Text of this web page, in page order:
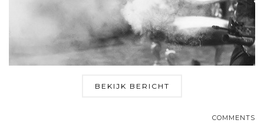
BEKIJK BERICHT
COMMENTS